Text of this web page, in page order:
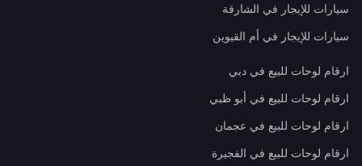
سيارات للإيجار في الشارقة
سيارات للإيجار في أم القيوين
ارقام لوحات للبيع في دبي
ارقام لوحات للبيع في أبو ظبي
ارقام لوحات للبيع في عجمان
ارقام لوحات للبيع في الفجيرة